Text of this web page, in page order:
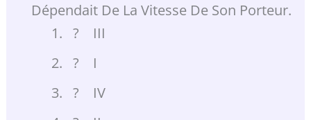
Dépendait De La Vitesse De Son Porteur.
? III
? I
? IV